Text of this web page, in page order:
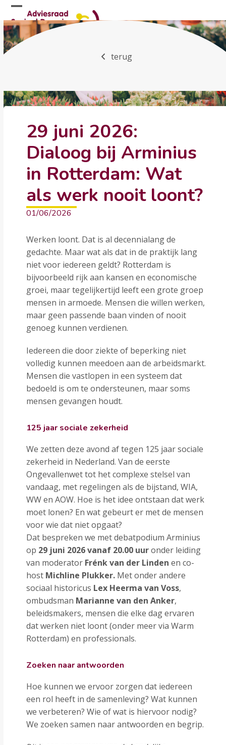
Skip
to
content
Open
mobile
menu
Close
mobile
menu
terug
29 juni 2026:
Dialoog bij Arminius
in Rotterdam: Wat
als werk nooit loont?
01/06/2026
Werken loont. Dat is al decennialang de
gedachte. Maar wat als dat in de praktijk lang
niet voor iedereen geldt? Rotterdam is
bijvoorbeeld rijk aan kansen en economische
groei, maar tegelijkertijd leeft een grote groep
mensen in armoede. Mensen die willen werken,
maar geen passende baan vinden of nooit
genoeg kunnen verdienen.
Iedereen die door ziekte of beperking niet
volledig kunnen meedoen aan de arbeidsmarkt.
Mensen die vastlopen in een systeem dat
bedoeld is om te ondersteunen, maar soms
mensen gevangen houdt.
125 jaar sociale zekerheid
We zetten deze avond af tegen 125 jaar sociale
zekerheid in Nederland. Van de eerste
Ongevallenwet tot het complexe stelsel van
vandaag, met regelingen als de bijstand, WIA,
WW en AOW. Hoe is het idee ontstaan dat werk
moet lonen? En wat gebeurt er met de mensen
voor wie dat niet opgaat?
Dat bespreken we met debatpodium Arminius
op 29 juni 2026 vanaf 20.00 uuronder leiding
van moderator Frénk van der Lindenen co-
host Michline Plukker. Met onder andere
sociaal historicus Lex Heerma van Voss,
ombudsman Marianne van den Anker,
beleidsmakers, mensen die elke dag ervaren
dat werken niet loont (onder meer via Warm
Rotterdam) en professionals.
Zoeken naar antwoorden
Hoe kunnen we ervoor zorgen dat iedereen
een rol heeft in de samenleving? Wat kunnen
we verbeteren? Wie of wat is hiervoor nodig?
We zoeken samen naar antwoorden en begrip.